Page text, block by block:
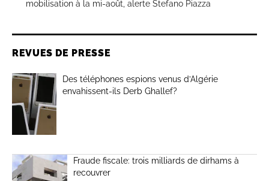
mobilisation à la mi-août, alerte Stefano Piazza
REVUES DE PRESSE
Des téléphones espions venus d’Algérie
envahissent-ils Derb Ghallef?
Fraude fiscale: trois milliards de dirhams à
recouvrer